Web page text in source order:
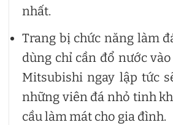
nhất.
Trang bị chức năng làm
dùng chỉ cần đổ nước
Mitsubishi ngay lập tức
những viên đá nhỏ tinh
cầu làm mát cho gia đình.